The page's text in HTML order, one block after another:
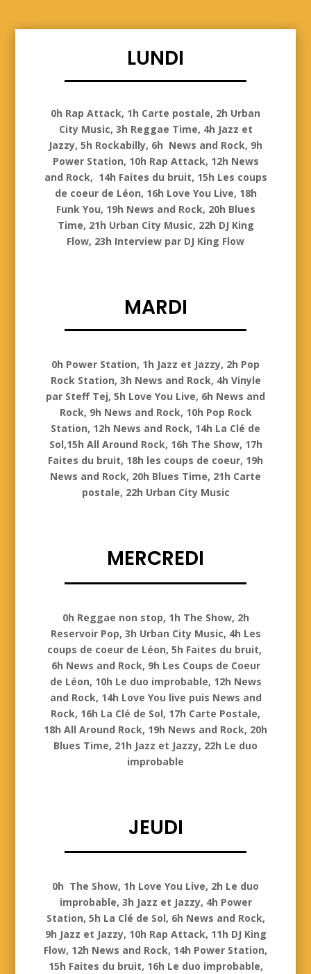
LUNDI
0h Rap Attack, 1h Carte postale, 2h Urban
City Music, 3h Reggae Time, 4h Jazz et
Jazzy, 5h Rockabilly, 6h News and Rock, 9h
Power Station, 10h Rap Attack, 12h News
and Rock, 14h Faites du bruit, 15h Les coups
de coeur de Léon, 16h Love You Live, 18h
Funk You, 19h News and Rock, 20h Blues
Time, 21h Urban City Music, 22h DJ King
Flow, 23h Interview par DJ King Flow
MARDI
0h Power Station, 1h Jazz et Jazzy, 2h Pop
Rock Station, 3h News and Rock, 4h Vinyle
par Steff Tej, 5h Love You Live, 6h News and
Rock, 9h News and Rock, 10h Pop Rock
Station, 12h News and Rock, 14h La Clé de
Sol,15h All Around Rock, 16h The Show, 17h
Faites du bruit, 18h les coups de coeur, 19h
News and Rock, 20h Blues Time, 21h Carte
postale, 22h Urban City Music
MERCREDI
0h Reggae non stop, 1h The Show, 2h
Reservoir Pop, 3h Urban City Music, 4h Les
coups de coeur de Léon, 5h Faites du bruit,
6h News and Rock, 9h Les Coups de Coeur
de Léon, 10h Le duo improbable, 12h News
and Rock, 14h Love You live puis News and
Rock, 16h La Clé de Sol, 17h Carte Postale,
18h All Around Rock, 19h News and Rock, 20h
Blues Time, 21h Jazz et Jazzy, 22h Le duo
improbable
JEUDI
0h The Show, 1h Love You Live, 2h Le duo
improbable, 3h Jazz et Jazzy, 4h Power
Station, 5h La Clé de Sol, 6h News and Rock,
9h Jazz et Jazzy, 10h Rap Attack, 11h DJ King
Flow, 12h News and Rock, 14h Power Station,
15h Faites du bruit, 16h Le duo improbable,